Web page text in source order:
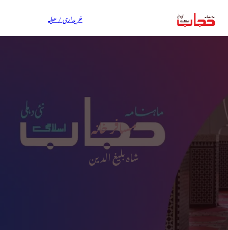
خریداری / عطیہ
مسافر خانہ
شاہ بلیغ الدین